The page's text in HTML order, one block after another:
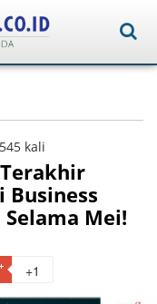
kali
Terakhir
Business
Mei!
+1